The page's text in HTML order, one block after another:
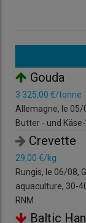
Gouda
3 325,00 €/tonne
Allemagne, le 05/
Butter - und Käse-
Crevette
29,00 €/kg
Rungis, le 06/08,
aquaculture, 30-40
RNM
Baltic